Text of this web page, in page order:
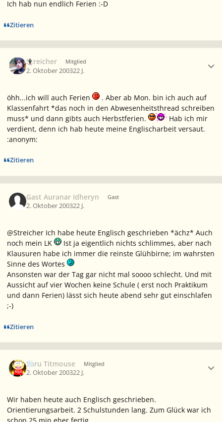
Ich hab nun endlich Ferien :-D
Zitieren
Streicher Mitglied
2. Oktober 200322 J.
öhh...ich will auch Ferien
. Aber ab Mon. bin ich auch auf
Klassenfahrt *das noch in den Abwesenheitsthread schreiben
muss* und dann gibts auch Herbstferien.
Hab ich mir
verdient, denn ich hab heute meine Englischarbeit versaut.
:anonym:
Zitieren
Gast Auranar Idheryn Gast
2. Oktober 200322 J.
@Streicher Ich habe heute Englisch geschrieben *ächz* Auch
noch mein LK
Ist ja eigentlich nichts schlimmes, aber nach
Klausuren habe ich immer die reinste Glühbirne; im wahrsten
Sinne des Wortes
Ansonsten war der Tag gar nicht mal soooo schlecht. Und mit
Aussicht auf vier Wochen keine Schule ( erst noch Praktikum
und dann Ferien) lässt sich heute abend sehr gut einschlafen
;-)
Zitieren
Saru Titmouse Mitglied
2. Oktober 200322 J.
Wir haben heute auch Englisch geschrieben.
Orientierungsarbeit. 2 Schulstunden lang. Zum Glück war ich